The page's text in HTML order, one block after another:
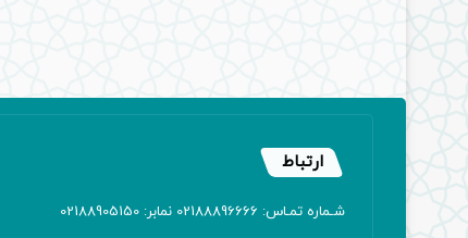
ارتباط
شـماره تمـاس: 02188896666 نمابر: 02188905150